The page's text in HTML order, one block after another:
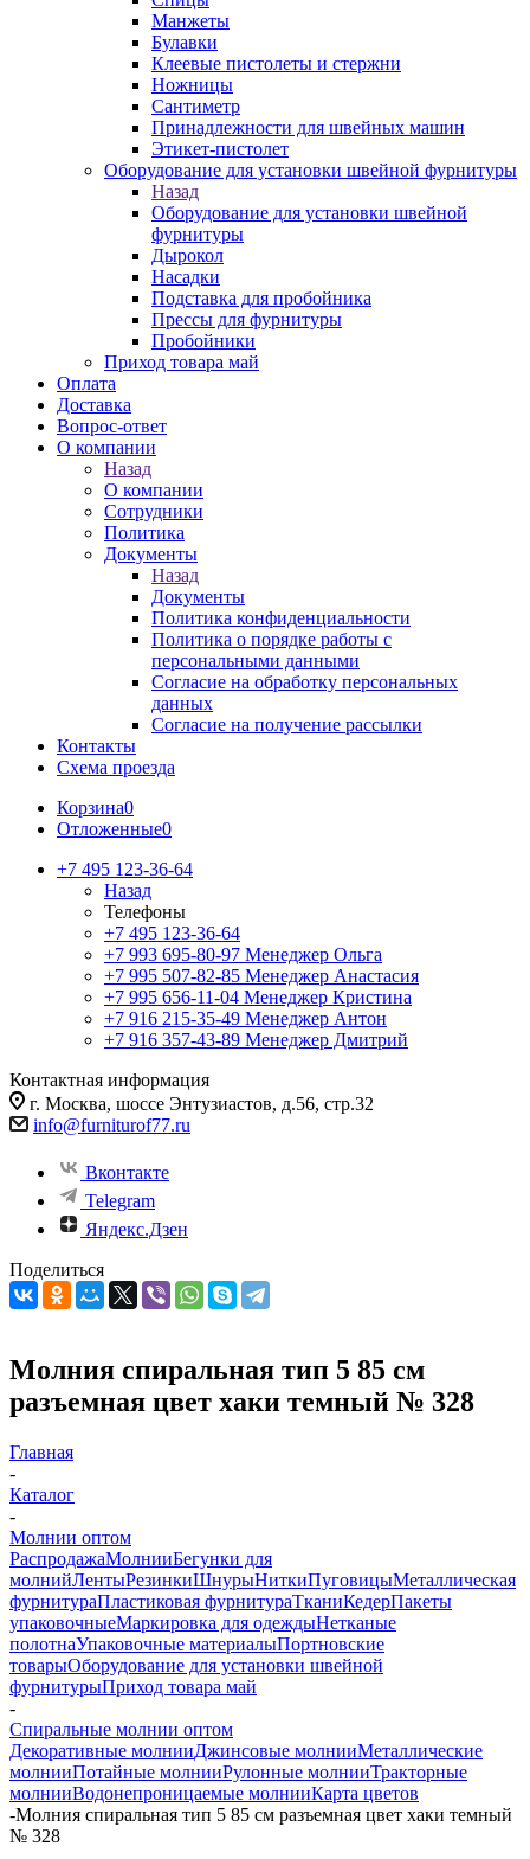
Манжеты
Булавки
Клеевые пистолеты и стержни
Ножницы
Сантиметр
Принадлежности для швейных машин
Этикет-пистолет
Оборудование для установки швейной фурнитуры
Назад
Оборудование для установки швейной
фурнитуры
Дырокол
Насадки
Подставка для пробойника
Прессы для фурнитуры
Пробойники
Приход товара май
Оплата
Доставка
Вопрос-ответ
О компании
Назад
О компании
Сотрудники
Политика
Документы
Назад
Документы
Политика конфиденциальности
Политика о порядке работы с
персональными данными
Согласие на обработку персональных
данных
Согласие на получение рассылки
Контакты
Схема проезда
Корзина0
Отложенные0
+7 495 123-36-64
Назад
Телефоны
+7 495 123-36-64
+7 993 695-80-97 Менеджер Ольга
+7 995 507-82-85 Менеджер Анастасия
+7 995 656-11-04 Менеджер Кристина
+7 916 215-35-49 Менеджер Антон
+7 916 357-43-89 Менеджер Дмитрий
Контактная информация
г. Москва, шоссе Энтузиастов, д.56, стр.32
info@furniturof77.ru
Вконтакте
Telegram
Яндекс.Дзен
Поделиться
Молния спиральная тип 5 85 см
разъемная цвет хаки темный № 328
Главная
-
Каталог
-
Молнии оптом
РаспродажаМолнииБегунки для
молнийЛентыРезинкиШнурыНиткиПуговицыМеталлическая
фурнитураПластиковая фурнитураТканиКедерПакеты
упаковочныеМаркировка для одеждыНетканые
полотнаУпаковочные материалыПортновские
товарыОборудование для установки швейной
фурнитурыПриход товара май
-
Спиральные молнии оптом
Декоративные молнииДжинсовые молнииМеталлические
молнииПотайные молнииРулонные молнииТракторные
молнииВодонепроницаемые молнииКарта цветов
-Молния спиральная тип 5 85 см разъемная цвет хаки темный
№ 328